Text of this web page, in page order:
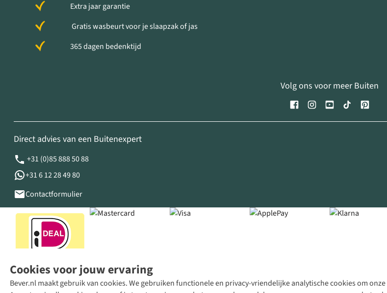
Cookies voor jouw ervaring
Bever.nl maakt gebruik van cookies. We gebruiken functionele en privacy-vriendelijke analytische cookies om
Extra jaar garantie
Gratis wasbeurt voor je slaapzak of jas
365 dagen bedenktijd
Volg ons voor meer Buiten
Direct advies van een Buitenexpert
+31 (0)85 888 50 88
+31 6 12 28 49 80
Contactformulier